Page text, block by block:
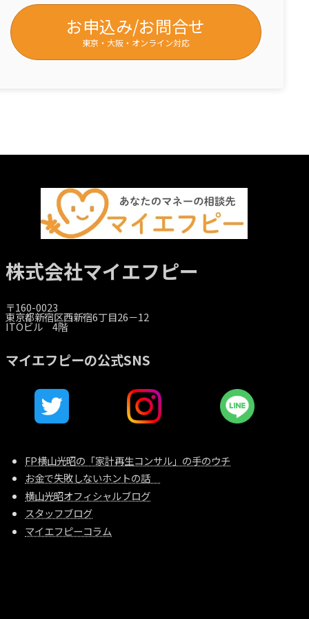
お申込み/お問合せ
東京・大阪・オンライン対応
株式会社マイエフピー
〒160-0023
東京都新宿区西新宿6丁目26－12
ITOビル 4階
マイエフピーの公式SNS
FP横山光昭の「家計再生コンサル」の手のウチ
お金で失敗しないホントの話
横山光昭オフィシャルブログ
スタッフブログ
マイエフピーコラム